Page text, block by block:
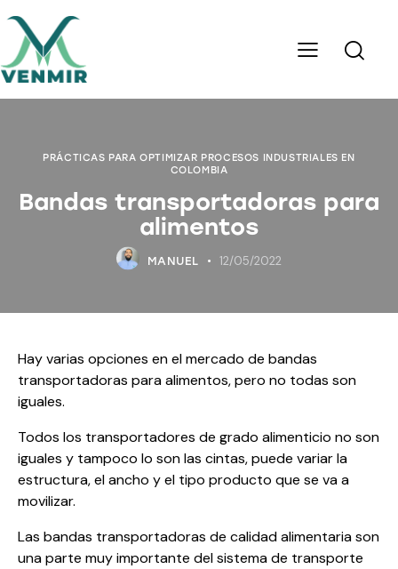
PRÁCTICAS PARA OPTIMIZAR PROCESOS INDUSTRIALES EN
COLOMBIA
Bandas transportadoras para
alimentos
MANUEL 12/05/2022
Hay varias opciones en el mercado de bandas
transportadoras para alimentos, pero no todas son
iguales.
Todos los transportadores de grado alimenticio no son
iguales y tampoco lo son las cintas, puede variar la
estructura, el ancho y el tipo producto que se va a
movilizar.
Las bandas transportadoras de calidad alimentaria son
una parte muy importante del sistema de transporte